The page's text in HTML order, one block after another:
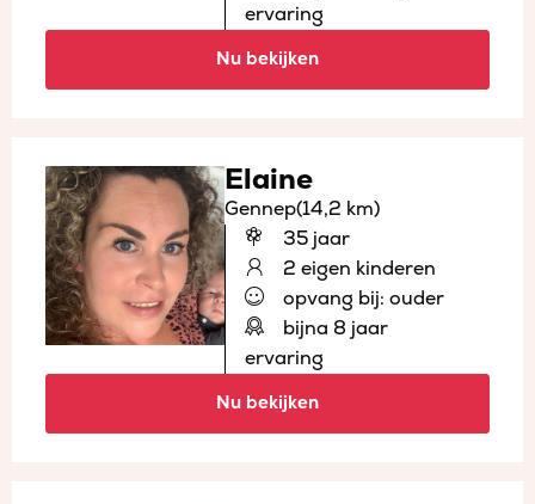
ervaring
Nu bekijken
Elaine
Gennep(14,2 km)
35 jaar
2 eigen kinderen
opvang bij: ouder
bijna 8 jaar
ervaring
Nu bekijken